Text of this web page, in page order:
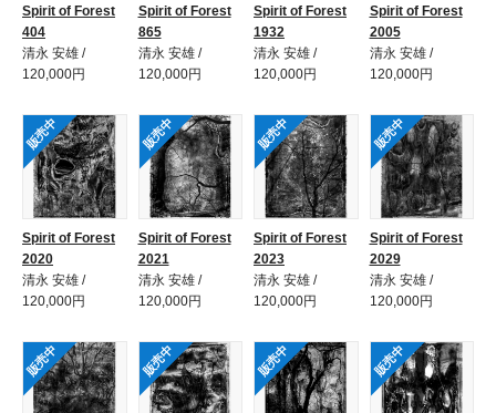
Spirit of Forest
404
清永 安雄 /
120,000円
Spirit of Forest
865
清永 安雄 /
120,000円
Spirit of Forest
1932
清永 安雄 /
120,000円
Spirit of Forest
2005
清永 安雄 /
120,000円
販売中
Spirit of Forest
2020
清永 安雄 /
120,000円
販売中
Spirit of Forest
2021
清永 安雄 /
120,000円
販売中
Spirit of Forest
2023
清永 安雄 /
120,000円
販売中
Spirit of Forest
2029
清永 安雄 /
120,000円
販売中 販売中 販売中 販売中